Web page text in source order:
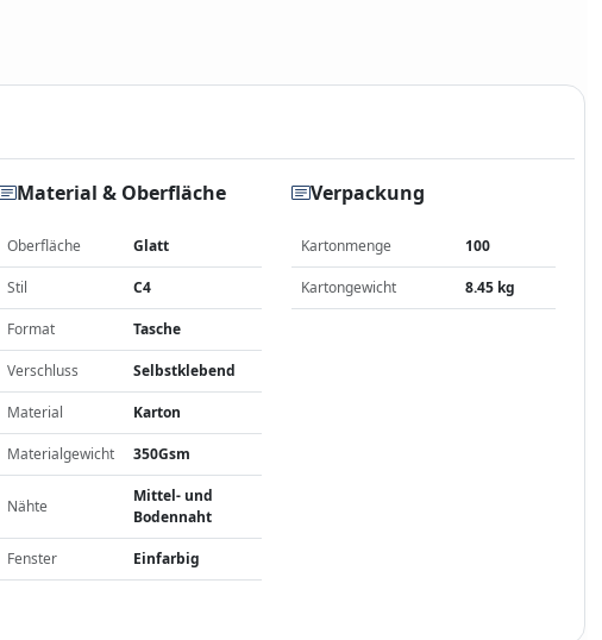
Material & Oberfläche
Oberfläche Glatt
Stil C4
Format Tasche
Verschluss Selbstklebend
Material Karton
Materialgewicht 350Gsm
Nähte
Mittel- und
Bodennaht
Fenster Einfarbig
Verpackung
Kartonmenge 100
Kartongewicht 8.45 kg